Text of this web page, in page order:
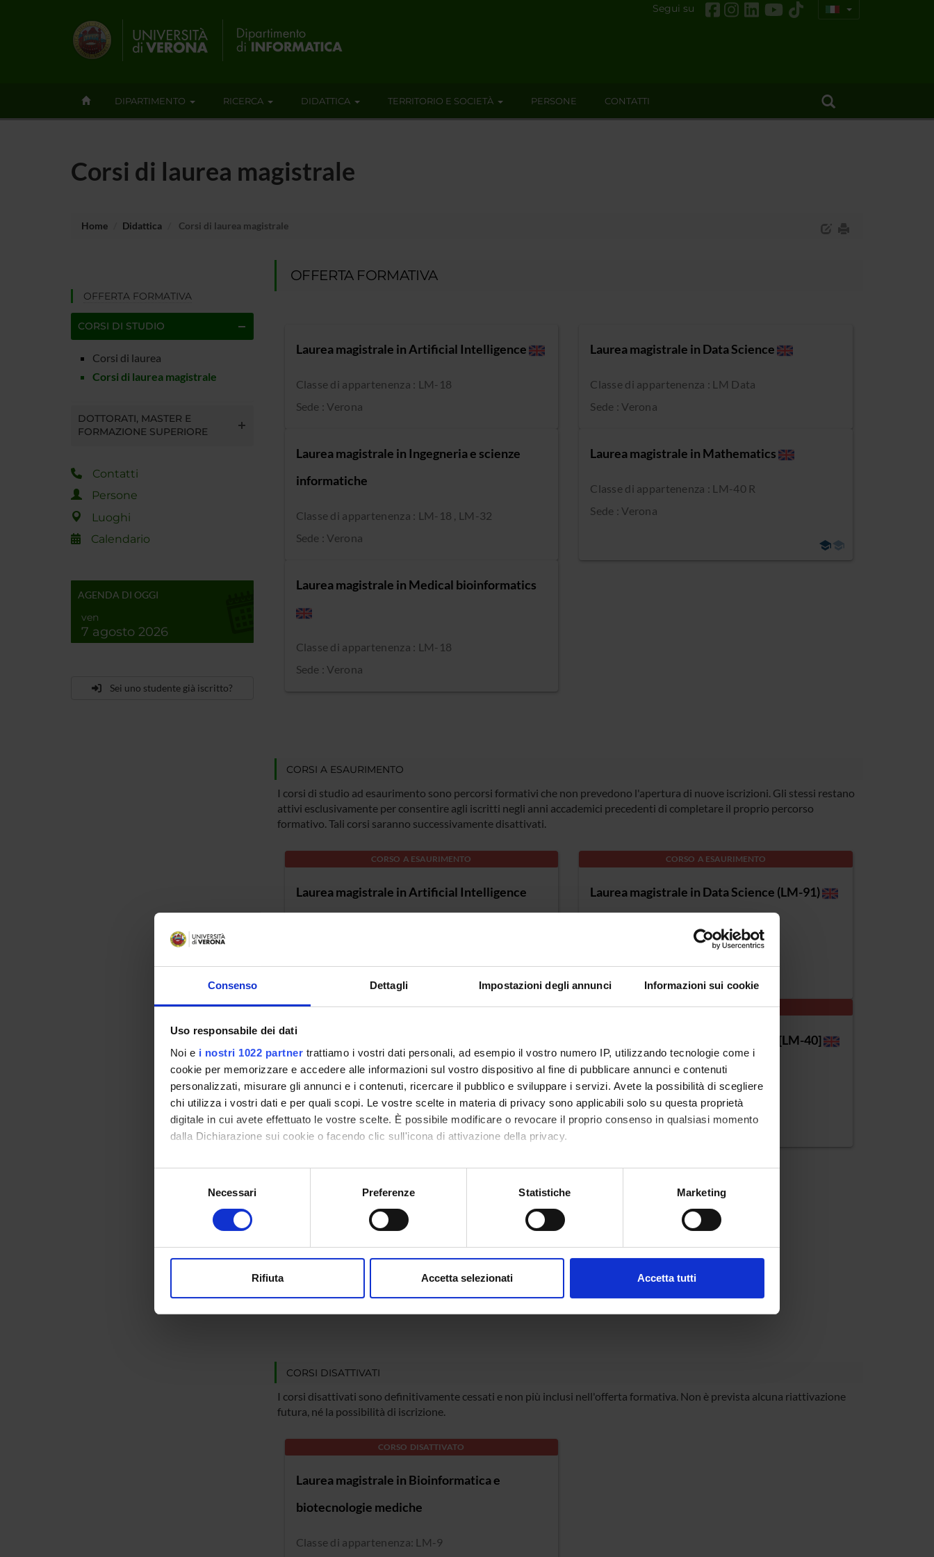
Consenso Dettagli Impostazioni degli annunci Informazioni sui cookie
Uso responsabile dei dati
Noi e i nostri 1022 partner trattiamo i vostri dati personali, ad esempio il vostro numero IP, utilizzando tecnologie come i
cookie per memorizzare e accedere alle informazioni sul vostro dispositivo al fine di pubblicare annunci e contenuti
personalizzati, misurare gli annunci e i contenuti, ricercare il pubblico e sviluppare i servizi. Avete la possibilità di scegliere
chi utilizza i vostri dati e per quali scopi. Le vostre scelte in materia di privacy sono applicabili solo su questa proprietà
digitale in cui avete effettuato le vostre scelte. È possibile modificare o revocare il proprio consenso in qualsiasi momento
dalla Dichiarazione sui cookie o facendo clic sull'icona di attivazione della privacy.
Con il tuo consenso, vorremmo anche:
raccogliere informazioni sulla tua posizione geografica, con un'approssimazione di qualche metro,
digitali).
modificare o ritirare il tuo consenso in qualsiasi momento dalla Dichiarazione sui cookie.
Necessari Preferenze Statistiche Marketing
Rifiuta Accetta selezionati Accetta tutti
Segui su
DIPARTIMENTO RICERCA DIDATTICA TERRITORIO E SOCIETÀ PERSONE CONTATTI
Corsi di laurea magistrale
Home Didattica Corsi di laurea magistrale
OFFERTA FORMATIVA
CORSI DI STUDIO
Corsi di laurea
Corsi di laurea magistrale
DOTTORATI, MASTER E
FORMAZIONE SUPERIORE
Contatti
Persone
Luoghi
Calendario
AGENDA DI OGGI
ven
7 agosto 2026
Sei uno studente già iscritto?
OFFERTA FORMATIVA
Laurea magistrale in Artificial Intelligence
Classe di appartenenza : LM-18
Sede : Verona
Laurea magistrale in Data Science
Classe di appartenenza : LM Data
Sede : Verona
Laurea magistrale in Ingegneria e scienze
informatiche
Classe di appartenenza : LM-18 , LM-32
Sede : Verona
Laurea magistrale in Mathematics
Classe di appartenenza : LM-40 R
Sede : Verona
Laurea magistrale in Medical bioinformatics
Classe di appartenenza : LM-18
Sede : Verona
CORSI A ESAURIMENTO
I corsi di studio ad esaurimento sono percorsi formativi che non prevedono l'apertura di nuove iscrizioni. Gli stessi restano
attivi esclusivamente per consentire agli iscritti negli anni accademici precedenti di completare il proprio percorso
formativo. Tali corsi saranno successivamente disattivati.
CORSO A ESAURIMENTO
Laurea magistrale in Artificial Intelligence
CORSO A ESAURIMENTO
Laurea magistrale in Data Science (LM-91)
Classe di appartenenza: LM-91
CORSO A ESAURIMENTO
informatiche [LM-18/32]
Classe di appartenenza: LM-18 , LM-32
Sede: Verona
CORSO A ESAURIMENTO
Laurea magistrale in Mathematics [LM-40]
Classe di appartenenza: LM-40
Sede: Verona
Laurea magistrale in Medical bioinformatics
Classe di appartenenza: LM-18
CORSI DISATTIVATI
I corsi disattivati sono definitivamente cessati e non più inclusi nell'offerta formativa. Non è prevista alcuna riattivazione
futura, né la possibilità di iscrizione.
CORSO DISATTIVATO
Laurea magistrale in Bioinformatica e
biotecnologie mediche
Classe di appartenenza: LM-9